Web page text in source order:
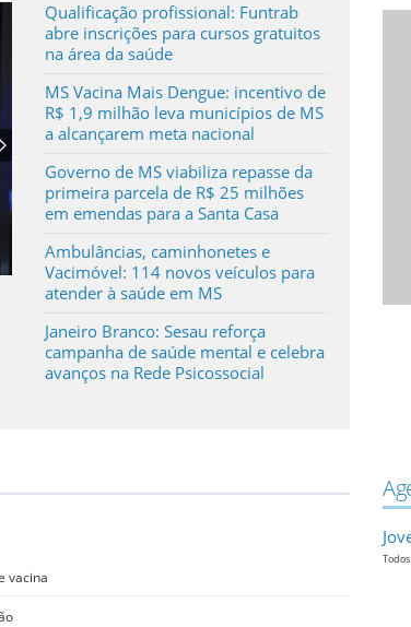
hospital ou Samu: você sabe,
caso, onde buscar atendimento
Qualificação profissional: Funtrab
abre inscrições para cursos gratuitos
na área da saúde
MS Vacina Mais Dengue: incentivo de
R$ 1,9 milhão leva municípios de MS
a alcançarem meta nacional
Governo de MS viabiliza repasse da
primeira parcela de R$ 25 milhões
em emendas para a Santa Casa
Ambulâncias, caminhonetes e
Vacimóvel: 114 novos veículos para
atender à saúde em MS
Janeiro Branco: Sesau reforça
campanha de saúde mental e celebra
avanços na Rede Psicossocial
vacina